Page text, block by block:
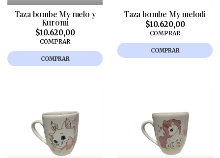
Taza bombe My melo y
Kuromi
$10.620,00
COMPRAR
COMPRAR
Taza bombe My melodi
$10.620,00
COMPRAR
COMPRAR